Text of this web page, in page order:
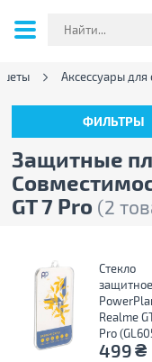
Аксессуары
Защитные
GT 7 Pro (2
ФИЛЬТРЫ
Стекло
защитное
Realme
Pro
499₴
ФИЛЬТРЫ